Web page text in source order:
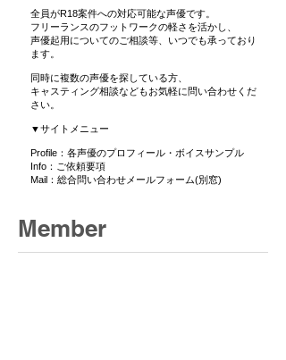
全員がR18案件への対応可能な声優です。
フリーランスのフットワークの軽さを活かし、
声優起用についてのご相談等、いつでも承っており
ます。
同時に複数の声優を探している方、
キャスティング相談などもお気軽に問い合わせくだ
さい。​
​▼サイトメニュー
Profile：各声優のプロフィール・ボイスサンプル
Info：​ご依頼要項
Mail：総合問い合わせメールフォーム(別窓)
Member